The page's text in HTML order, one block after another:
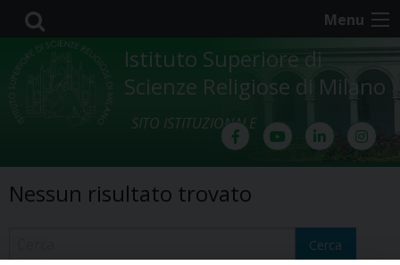
Skip
content
Menu
Istituto Superiore di
Scienze Religiose di Milano
SITO ISTITUZIONALE
Nessun risultato trovato
Cerca